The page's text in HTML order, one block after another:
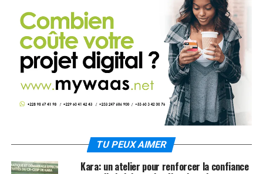
TU PEUX AIMER
Kara: un atelier pour renforcer la confiance